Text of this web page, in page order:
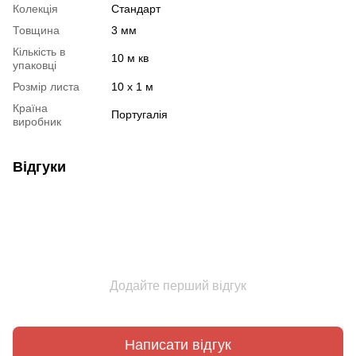
Колекція
Стандарт
Товщина
3 мм
Кількість в
упаковці
10 м кв
Розмір листа
10 х 1 м
Країна
виробник
Португалія
Відгуки
Додайте перший відгук
Написати відгук